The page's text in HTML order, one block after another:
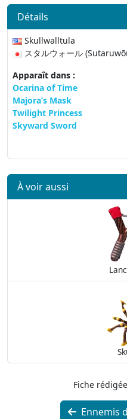
Détails
Skullwalltula
スタルウォール
Apparaît dans :
Ocarina of Time
Majora’s Mask
Twilight Princess
Skyward Sword
À voir aussi
Fiche
Ennemis